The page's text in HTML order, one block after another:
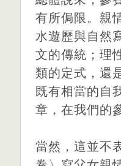
有所侷限。親
水遊歷與自然
文的傳統；理
類的定式，還
既有相當的自
章，在我們的
當然，這並不